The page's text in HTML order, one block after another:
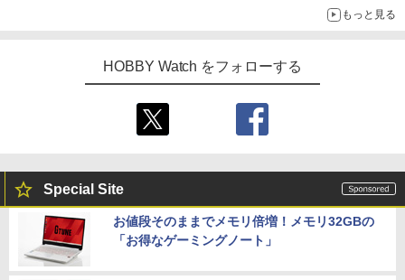
もっと見る
HOBBY Watch をフォローする
Special Site
お値段そのままでメモリ倍増！メモリ32GBの
「お得なゲーミングノート」